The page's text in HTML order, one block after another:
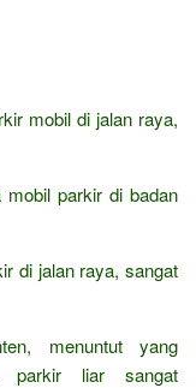
mobil di jalan raya,
mobil parkir di badan
di jalan raya, sangat
menuntut yang
parkir liar sangat